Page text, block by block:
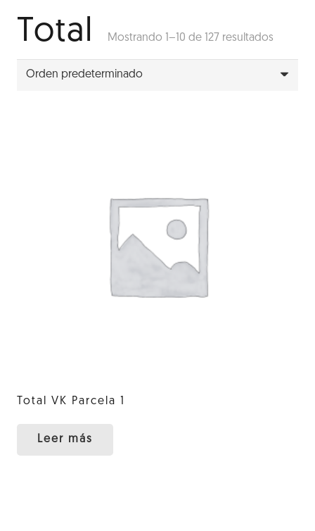
Total Mostrando 1–10 de 127 resultados
Total VK Parcela 1
Leer más